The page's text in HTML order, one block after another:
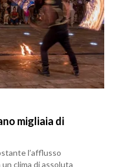
migliaia di
l’afflusso
clima di assoluta